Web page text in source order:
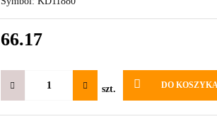
66.17
szt. DO